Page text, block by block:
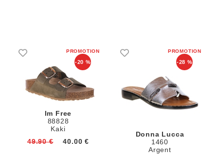
-20 %
Im Free
88828
Kaki
49.90 €
40.00 €
-28 %
Donna Lucca
1460
Argent